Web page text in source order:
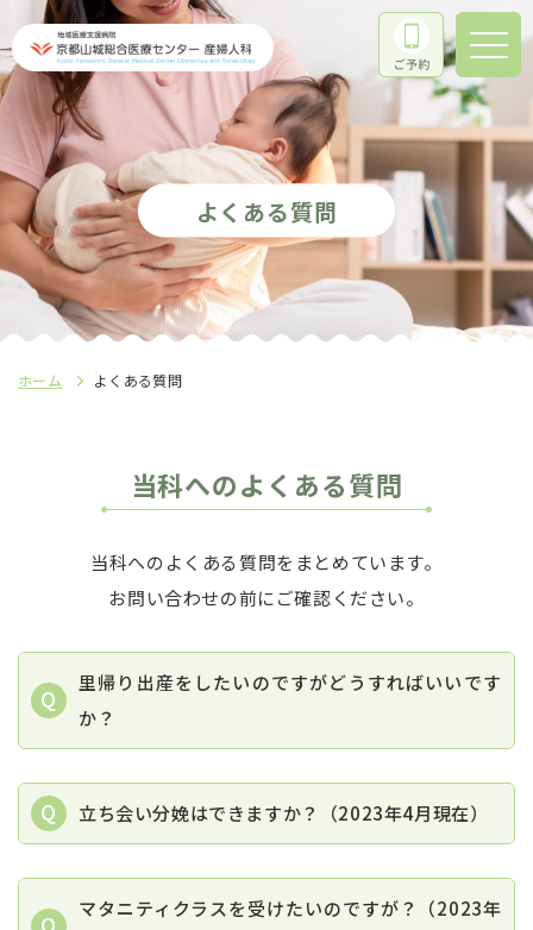
よくある質問
ホーム よくある質問
当科へのよくある質問
当科へのよくある質問をまとめています。
お問い合わせの前にご確認ください。
里帰り出産をしたいのですがどうすればいいです
か？
立ち会い分娩はできますか？（2023年4月現在）
マタニティクラスを受けたいのですが？（2023年